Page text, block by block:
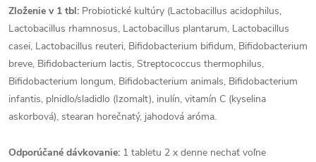
Zloženie v 1 tbl: Probiotické kultúry (Lactobacillus acidophilus,
Lactobacillus rhamnosus, Lactobacillus plantarum, Lactobacillus
casei, Lactobacillus reuteri, Bifidobacterium bifidum, Bifidobacterium
breve, Bifidobacterium lactis, Streptococcus thermophilus,
Bifidobacterium longum, Bifidobacterium animals, Bifidobacterium
infantis, plnidlo/sladidlo (Izomalt), inulín, vitamín C (kyselina
askorbová), stearan horečnatý, jahodová aróma.
Odporúčané dávkovanie: 1 tabletu 2 x denne nechať voľne